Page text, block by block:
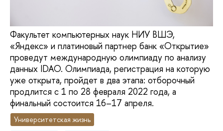
Факультет компьютерных наук НИУ ВШЭ,
«Яндекс» и платиновый партнер банк «Открытие»
проведут международную олимпиаду по анализу
данных IDAO. Олимпиада, регистрация на которую
уже открыта, пройдет в два этапа: отборочный
продлится с 1 по 28 февраля 2022 года, а
финальный состоится 16–17 апреля.
Университетская жизнь